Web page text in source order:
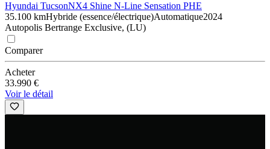
Hyundai TucsonNX4 Shine N-Line Sensation PHE
35.100 kmHybride (essence/électrique)Automatique2024
Autopolis Bertrange Exclusive, (LU)
Comparer
Acheter
33.990 €
Voir le détail